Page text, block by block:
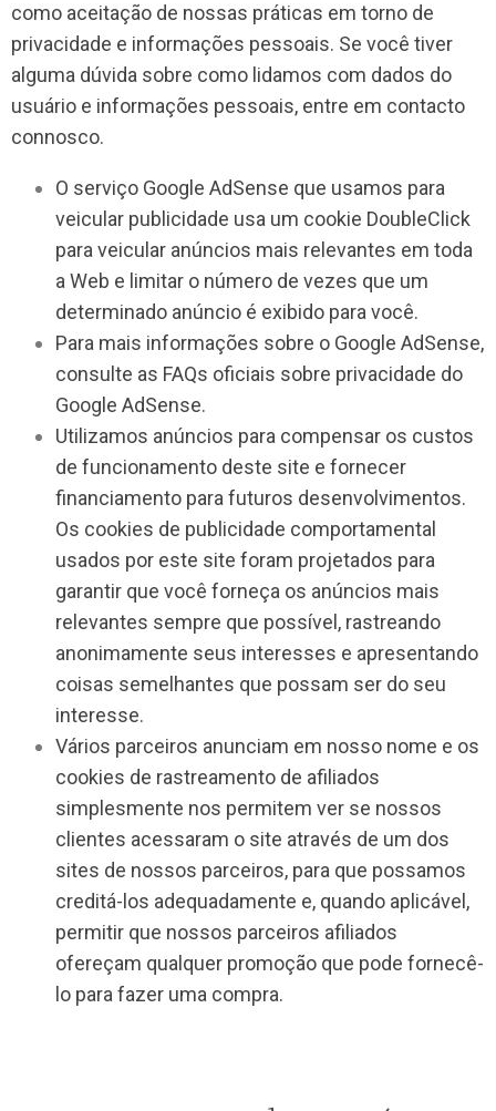
como aceitação de nossas práticas em torno de
privacidade e informações pessoais. Se você tiver
alguma dúvida sobre como lidamos com dados do
usuário e informações pessoais, entre em contacto
connosco.
O serviço Google AdSense que usamos para
veicular publicidade usa um cookie DoubleClick
para veicular anúncios mais relevantes em toda
a Web e limitar o número de vezes que um
determinado anúncio é exibido para você.
Para mais informações sobre o Google AdSense,
consulte as FAQs oficiais sobre privacidade do
Google AdSense.
Utilizamos anúncios para compensar os custos
de funcionamento deste site e fornecer
financiamento para futuros desenvolvimentos.
Os cookies de publicidade comportamental
usados ​​por este site foram projetados para
garantir que você forneça os anúncios mais
relevantes sempre que possível, rastreando
anonimamente seus interesses e apresentando
coisas semelhantes que possam ser do seu
interesse.
Vários parceiros anunciam em nosso nome e os
cookies de rastreamento de afiliados
simplesmente nos permitem ver se nossos
clientes acessaram o site através de um dos
sites de nossos parceiros, para que possamos
creditá-los adequadamente e, quando aplicável,
permitir que nossos parceiros afiliados
ofereçam qualquer promoção que pode fornecê-
lo para fazer uma compra.